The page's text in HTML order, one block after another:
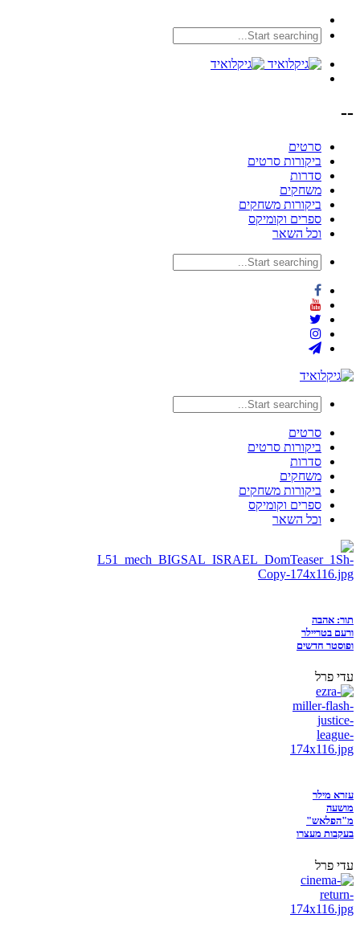
--
סרטים
ביקורות סרטים
סדרות
משחקים
ביקורות משחקים
ספרים וקומיקס
וכל השאר
סרטים
ביקורות סרטים
סדרות
משחקים
ביקורות משחקים
ספרים וקומיקס
וכל השאר
תור: אהבה
ורעם בטריילר
ופוסטר חדשים
עדי פרל
עזרא מילר
מושעה
מ"הפלאש"
בעקבות מעצרו
עדי פרל